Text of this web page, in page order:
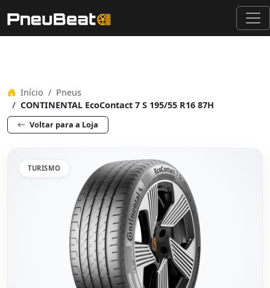
Início
Pneus
CONTINENTAL EcoContact 7 S 195/55 R16 87H
Voltar para a Loja
TURISMO